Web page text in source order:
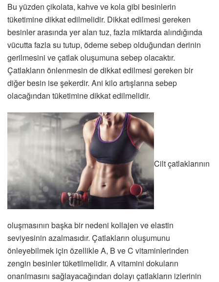
Bu yüzden çikolata, kahve ve kola gibi besinlerin
tüketimine dikkat edilmelidir. Dikkat edilmesi gereken
besinler arasında yer alan tuz, fazla miktarda alındığında
vücutta fazla su tutup, ödeme sebep olduğundan derinin
gerilmesini ve çatlak oluşumuna sebep olacaktır.
Çatlakların önlenmesin de dikkat edilmesi gereken bir
diğer besin ise şekerdir. Ani kilo artışlarına sebep
olacağından tüketimine dikkat edilmelidir.
Cilt çatlaklarının
oluşmasının başka bir nedeni kollajen ve elastin
seviyesinin azalmasıdır. Çatlakların oluşumunu
önleyebilmek için özellikle A, B ve C vitaminlerinden
zengin besinler tüketilmelidir. A vitamini dokuların
onarılmasını sağlayacağından dolayı çatlakların izlerinin